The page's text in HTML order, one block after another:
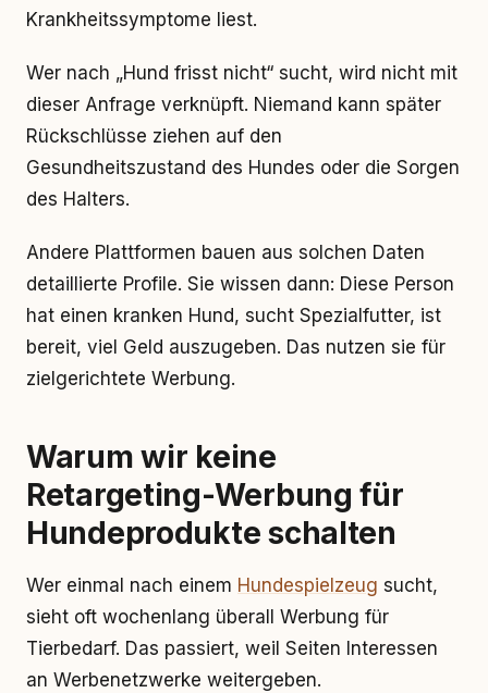
Krankheitssymptome liest.
Wer nach „Hund frisst nicht“ sucht, wird nicht mit
dieser Anfrage verknüpft. Niemand kann später
Rückschlüsse ziehen auf den
Gesundheitszustand des Hundes oder die Sorgen
des Halters.
Andere Plattformen bauen aus solchen Daten
detaillierte Profile. Sie wissen dann: Diese Person
hat einen kranken Hund, sucht Spezialfutter, ist
bereit, viel Geld auszugeben. Das nutzen sie für
zielgerichtete Werbung.
Warum wir keine
Retargeting-Werbung für
Hundeprodukte schalten
Wer einmal nach einem Hundespielzeug sucht,
sieht oft wochenlang überall Werbung für
Tierbedarf. Das passiert, weil Seiten Interessen
an Werbenetzwerke weitergeben.